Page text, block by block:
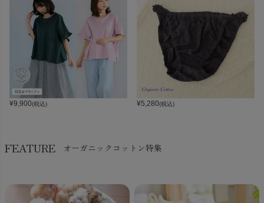
¥9,900(税込) ¥5,280(税込)
FEATURE オーガニックコットン特集